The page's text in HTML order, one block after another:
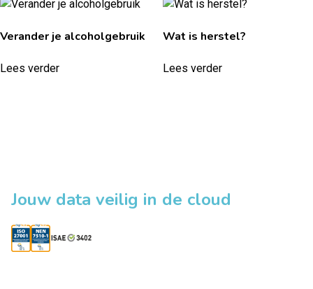
Verander je alcoholgebruik
Lees verder
Wat is herstel?
Lees verder
Jouw data veilig in de cloud